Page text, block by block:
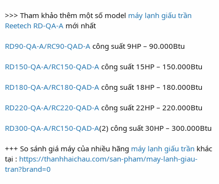
>>> Tham khảo thêm một số model máy lạnh giấu trần
Reetech RD‑QA‑A mới nhất
RD90‑QA‑A/RC90‑QAD‑A công suất 9HP – 90.000Btu
RD150‑QA‑A/RC150‑QAD‑A công suất 15HP – 150.000Btu
RD180‑QA‑A/RC180‑QAD‑A công suất 18HP – 180.000Btu
RD220‑QA‑A/RC220‑QAD‑A công suất 22HP – 220.000Btu
RD300‑QA‑A/RC150‑QAD‑A(2) công suất 30HP – 300.000Btu
+++ So sánh giá máy của nhiều hãng máy lạnh giấu trần khác
tại : https://thanhhaichau.com/san-pham/may-lanh-giau-
tran?brand=0